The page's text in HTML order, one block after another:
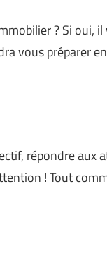
? Si oui,
vous préparer
répondre aux
! Tout